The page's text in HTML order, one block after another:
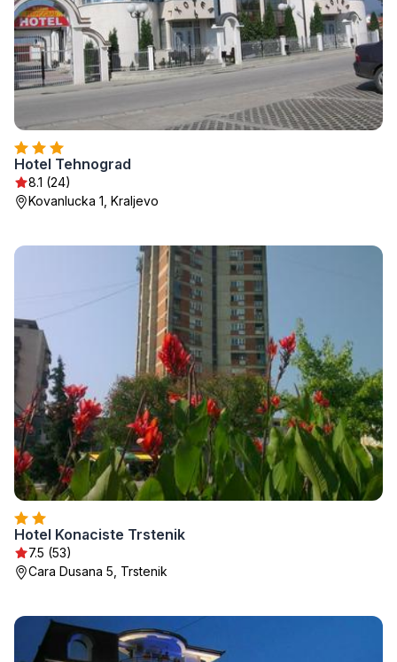
Hotel Tehnograd
8.1 (24)
Kovanlucka 1, Kraljevo
Hotel Konaciste Trstenik
7.5 (53)
Cara Dusana 5, Trstenik